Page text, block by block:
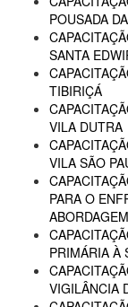
POUSADA
SANTA
TIBIRIÇÁ
VILA DUTRA
VILA SÃO
PARA O
PRIMÁRIA À
VIGILÂNCIA